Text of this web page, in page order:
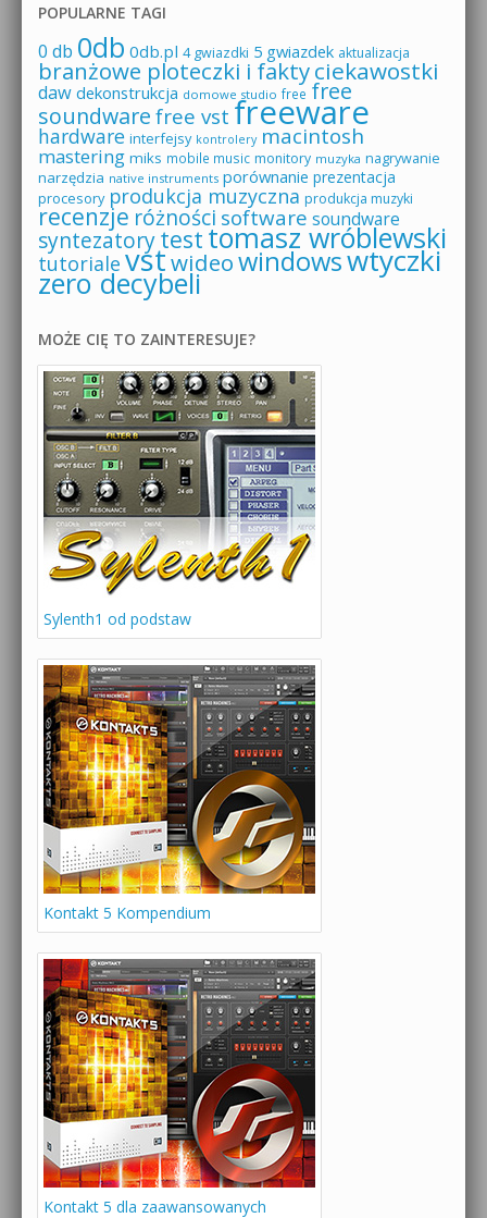
POPULARNE TAGI
0 db 0db 0db.pl 4 gwiazdki 5 gwiazdek aktualizacja
branżowe ploteczki i faktyciekawostki
daw dekonstrukcja domowe studio free free
soundware free vst freeware
hardware interfejsy kontrolery macintosh
mastering miks mobile music monitory muzyka nagrywanie
narzędzia native instruments porównanie prezentacja
procesory produkcja muzyczna produkcja muzyki
recenzje różności software soundware
syntezatorytesttomasz wróblewski
tutoriale vstwideowindowswtyczki
zero decybeli
MOŻE CIĘ TO ZAINTERESUJE?
Sylenth1 od podstaw
Kontakt 5 Kompendium
Kontakt 5 dla zaawansowanych